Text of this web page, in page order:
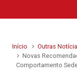
Início Outras
Novas
Comportamento